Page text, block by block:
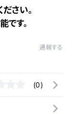
さい。
す。
通報する
(0)